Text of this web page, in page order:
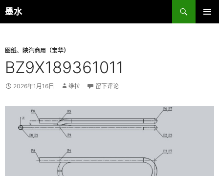
跳
至
墨水
搜
索
图纸、 陕汽商用（宝华）
BZ9X189361011
2026年1月16日 维拉 留下评论